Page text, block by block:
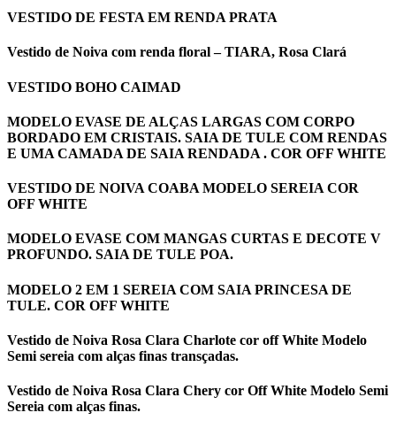
VESTIDO DE FESTA EM RENDA PRATA
Vestido de Noiva com renda floral – TIARA, Rosa Clará
VESTIDO BOHO CAIMAD
MODELO EVASE DE ALÇAS LARGAS COM CORPO
BORDADO EM CRISTAIS. SAIA DE TULE COM RENDAS
E UMA CAMADA DE SAIA RENDADA . COR OFF WHITE
VESTIDO DE NOIVA COABA MODELO SEREIA COR
OFF WHITE
MODELO EVASE COM MANGAS CURTAS E DECOTE V
PROFUNDO. SAIA DE TULE POA.
MODELO 2 EM 1 SEREIA COM SAIA PRINCESA DE
TULE. COR OFF WHITE
Vestido de Noiva Rosa Clara Charlote cor off White Modelo
Semi sereia com alças finas transçadas.
Vestido de Noiva Rosa Clara Chery cor Off White Modelo Semi
Sereia com alças finas.